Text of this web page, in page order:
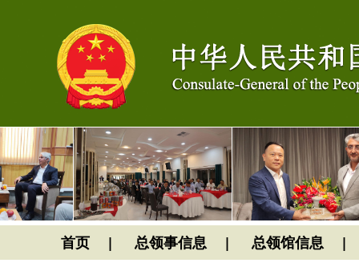
首页 总领事信息 总领馆信息